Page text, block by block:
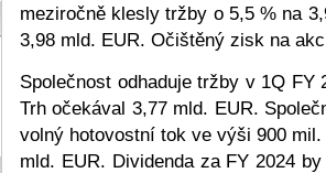
meziročně klesly tržby o 5,5 % na
3,98 mld. EUR. Očištěný zisk na
Společnost odhaduje tržby v 1Q
Trh očekával 3,77 mld. EUR.
volný hotovostní tok ve výši 900
mld. EUR. Dividenda za FY 2024